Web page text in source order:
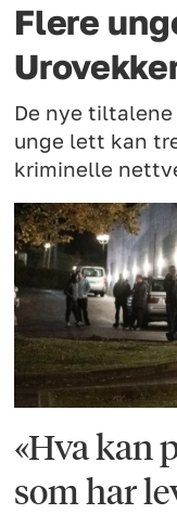
Flere
De nye
unge lett kan
kriminelle
«Hva kan
som har